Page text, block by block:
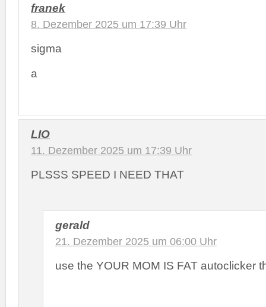
franek
8. Dezember 2025 um 17:39 Uhr
sigma
a
LIO
11. Dezember 2025 um 17:39 Uhr
PLSSS SPEED I NEED THAT
gerald
21. Dezember 2025 um 06:00 Uhr
use the YOUR MOM IS FAT autoclicker